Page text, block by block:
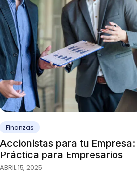
Finanzas
Accionistas para tu Empresa:
Práctica para Empresarios
ABRIL 15, 2025